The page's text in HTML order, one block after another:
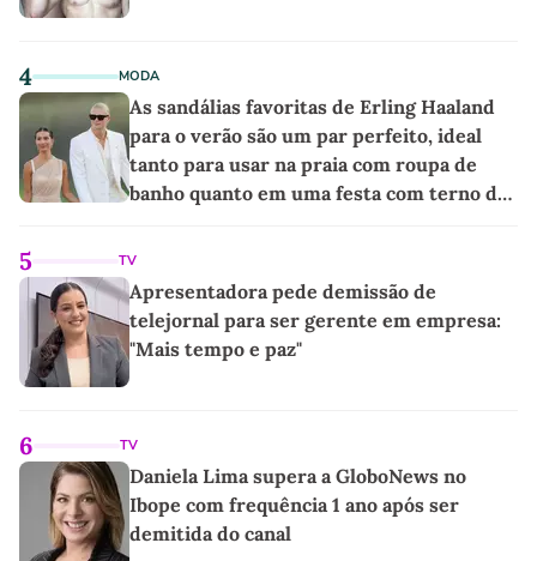
4 MODA
As sandálias favoritas de Erling Haaland
para o verão são um par perfeito, ideal
tanto para usar na praia com roupa de
banho quanto em uma festa com terno de
5 TV
Apresentadora pede demissão de
telejornal para ser gerente em empresa:
"Mais tempo e paz"
6 TV
Daniela Lima supera a GloboNews no
Ibope com frequência 1 ano após ser
demitida do canal